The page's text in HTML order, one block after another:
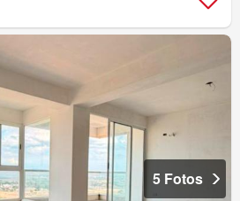
5 Fotos